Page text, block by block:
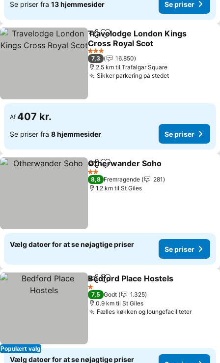
Se priser fra 13 hjemmesider Se priser
Del Føj til favoritter
Travelodge London Kings
Cross Royal Scot
3 Stjerner
7,3
16.850
2.5 km til Trafalgar Square
Sikker parkering på stedet
Af 407 kr.
Se priser fra 8 hjemmesider Se priser
Del Føj til favoritter
Otherwander Soho
2 Stjerner
8,8 Fremragende
281
1.2 km til St Giles
Vælg datoer for at se nøjagtige priser
Se priser
Populært valg
Del Føj til favoritter
Bedford Place Hostels
1 Stjerner
7,5 Godt
1.325
0.9 km til St Giles
Fælles køkken og loungefaciliteter
Vælg datoer for at se nøjagtige priser